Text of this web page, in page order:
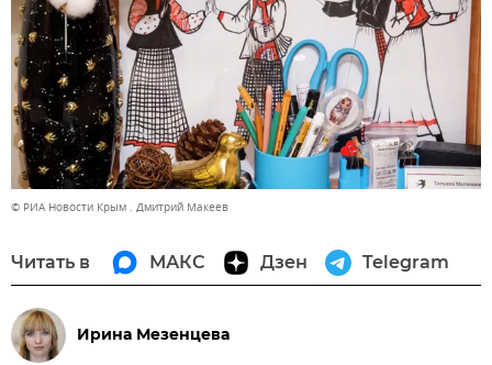
© РИА Новости Крым . Дмитрий Макеев
Читать в МАКС Дзен Telegram
Ирина Мезенцева